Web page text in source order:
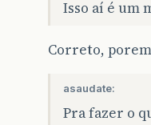
Isso aí é um
Correto,
asaudate:
Pra fazer o